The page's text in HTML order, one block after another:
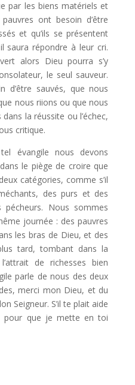
par les biens matériels et
ont besoin d’être
et qu’ils se présentent
saura répondre à leur cri.
alors Dieu pourra s’y
le seul sauveur.
d’être sauvés, que nous
nous riions ou que nous
la réussite ou l’échec,
critique.
évangile nous devons
le piège de croire que
catégories, comme s’il
des purs et des
Nous sommes
journée : des pauvres
les bras de Dieu, et des
tard, tombant dans la
de richesses bien
parle de nous des deux
merci mon Dieu, et du
Seigneur. S’il te plait aide
pour que je mette en toi